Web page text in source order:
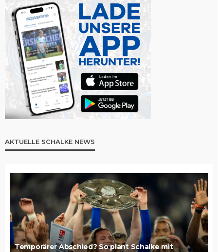
AKTUELLE SCHALKE NEWS
Temporärer Abschied? So plant Schalke mit